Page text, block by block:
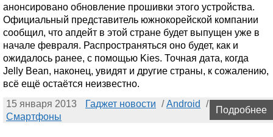
анонсировано обновление прошивки этого устройства.
Официальный представитель южнокорейской компании
сообщил, что апдейт в этой стране будет выпущен уже в
начале февраля. Распространяться оно будет, как и
ожидалось ранее, с помощью Kies. Точная дата, когда
Jelly Bean, наконец, увидят и другие страны, к сожалению,
всё ещё остаётся неизвестно.
15 января 2013
Гаджет новости /Android
/
Смартфоны
Подробнее